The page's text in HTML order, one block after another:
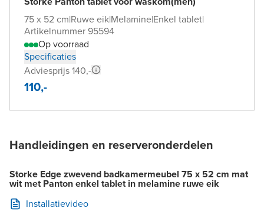
75 x 52 cm|Ruwe eik|Melamine|Enkel tablet|
Artikelnummer 95594
Op voorraad
Specificaties
Adviesprijs 140,-
110,-
Handleidingen en reserveronderdelen
Storke Edge zwevend badkamermeubel 75 x 52 cm mat
wit met Panton enkel tablet in melamine ruwe eik
Installatievideo